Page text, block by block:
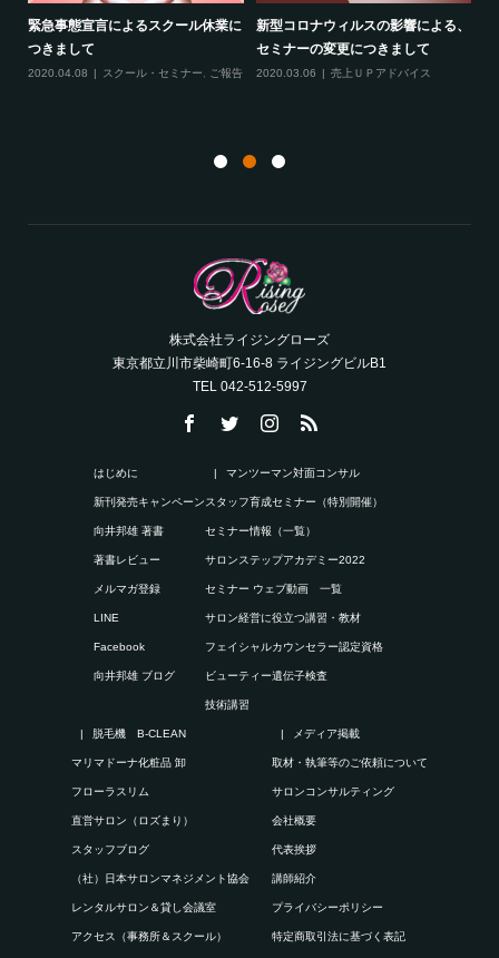
最新のお知らせ２つ（2020年2月）
2020.02.19
ル・セミナー , ご報告,サロンコンサルティ
線維筋痛症という病気について
2020.02.10 ご報告,雑談
株式会社ライジングローズ
東京都立川市柴崎町6-16-8 ライジングビルB1
TEL 042-512-5997
はじめに
新刊発売キャンペーン
向井邦雄 著書
著書レビュー
メルマガ登録
LINE
Facebook
向井邦雄 ブログ
マンツーマン対面コンサル
スタッフ育成セミナー（特別開催）
セミナー情報（一覧）
サロンステップアカデミー2022
セミナー ウェブ動画 一覧
サロン経営に役立つ講習・教材
フェイシャルカウンセラー認定資格
ビューティー遺伝子検査
技術講習
脱毛機 B-CLEAN
マリマドーナ化粧品 卸
フローラスリム
直営サロン（ロズまり）
スタッフブログ
（社）日本サロンマネジメント協会
レンタルサロン＆貸し会議室
アクセス（事務所＆スクール）
メディア掲載
取材・執筆等のご依頼について
サロンコンサルティング
会社概要
代表挨拶
講師紹介
プライバシーポリシー
特定商取引法に基づく表記